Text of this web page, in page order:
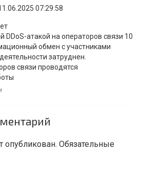
07:29:58
DDoS-атакой на операторов связи 10
обмен с участниками
затруднен.
связи проводятся
опубликован. Обязательные